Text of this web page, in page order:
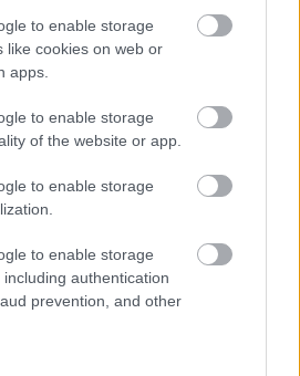
to enable storage
like cookies on web or
apps.
to enable storage
of the website or app.
to enable storage
to enable storage
authentication
prevention, and other